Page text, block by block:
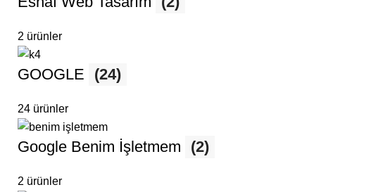
2 ürünler
GOOGLE (24)
24 ürünler
Google Benim İşletmem (2)
2 ürünler